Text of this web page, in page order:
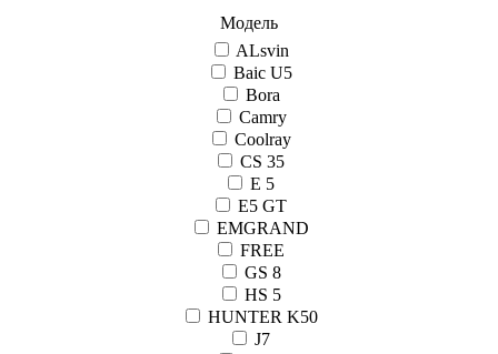
Модель
ALsvin
Baic U5
Bora
Camry
Coolray
CS 35
E 5
E5 GT
EMGRAND
FREE
GS 8
HS 5
HUNTER K50
J7